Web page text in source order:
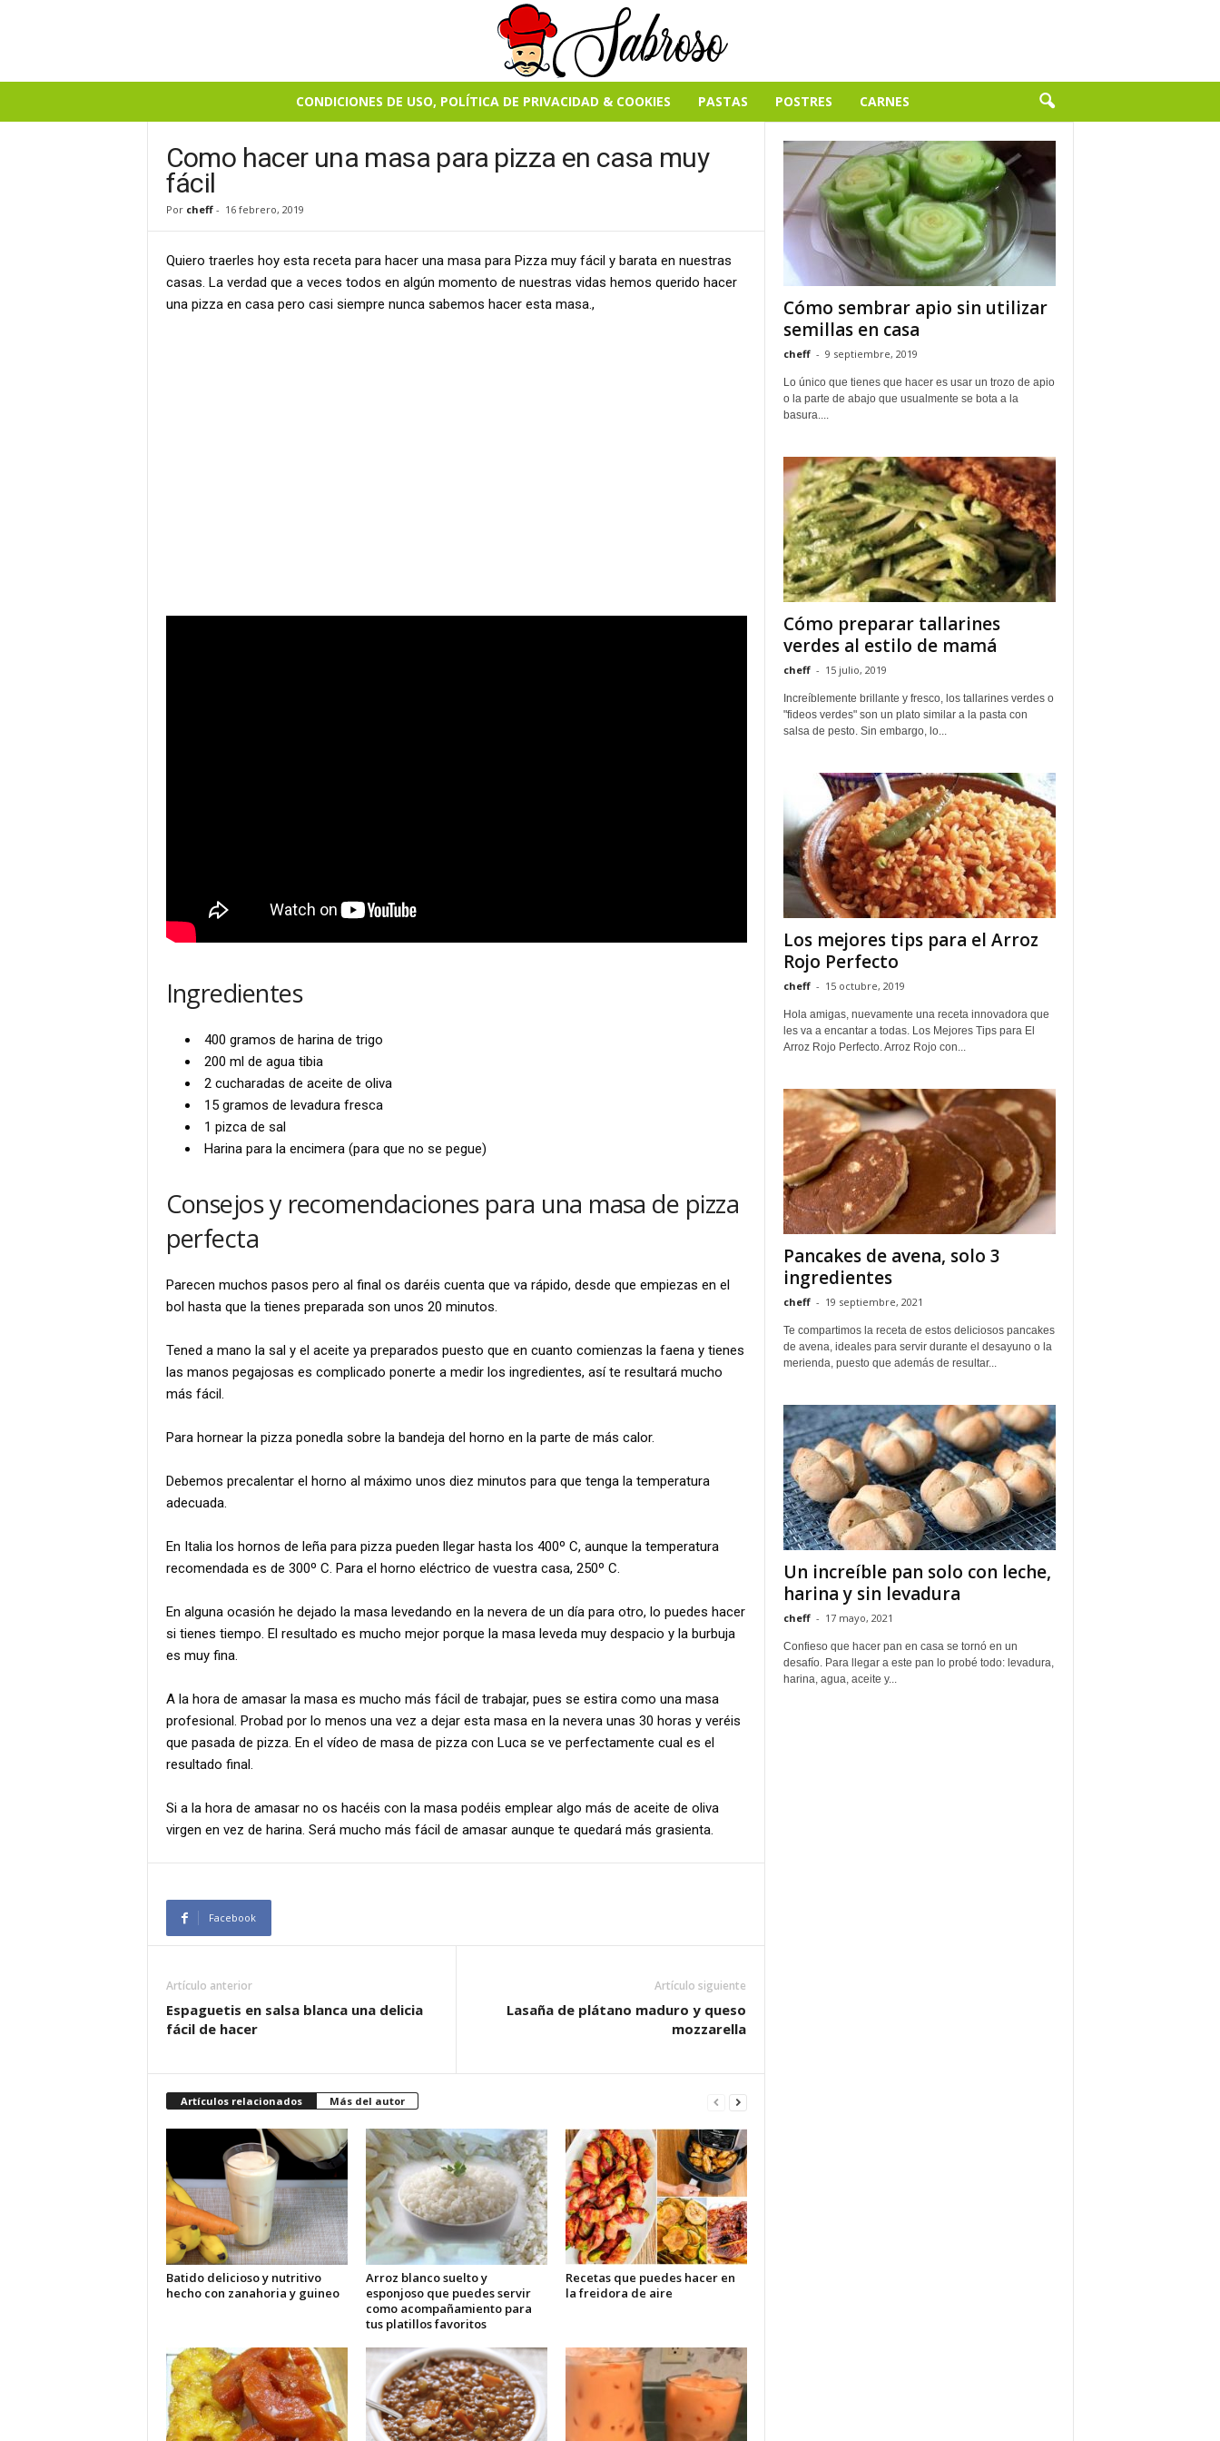
CONDICIONES DE USO, POLÍTICA DE PRIVACIDAD & COOKIES PASTAS POSTRES CARNES
Como hacer una masa para pizza en casa muy
fácil
Por cheff- 16 febrero, 2019
Quiero traerles hoy esta receta para hacer una masa para Pizza muy fácil y barata en nuestras
casas. La verdad que a veces todos en algún momento de nuestras vidas hemos querido hacer
una pizza en casa pero casi siempre nunca sabemos hacer esta masa.,
Ingredientes
400 gramos de harina de trigo
200 ml de agua tibia
2 cucharadas de aceite de oliva
15 gramos de levadura fresca
1 pizca de sal
Harina para la encimera (para que no se pegue)
Consejos y recomendaciones para una masa de pizza
perfecta
Parecen muchos pasos pero al final os daréis cuenta que va rápido, desde que empiezas en el
bol hasta que la tienes preparada son unos 20 minutos.
Tened a mano la sal y el aceite ya preparados puesto que en cuanto comienzas la faena y tienes
las manos pegajosas es complicado ponerte a medir los ingredientes, así te resultará mucho
más fácil.
Para hornear la pizza ponedla sobre la bandeja del horno en la parte de más calor.
Debemos precalentar el horno al máximo unos diez minutos para que tenga la temperatura
adecuada.
En Italia los hornos de leña para pizza pueden llegar hasta los 400º C, aunque la temperatura
recomendada es de 300º C. Para el horno eléctrico de vuestra casa, 250º C.
En alguna ocasión he dejado la masa levedando en la nevera de un día para otro, lo puedes hacer
si tienes tiempo. El resultado es mucho mejor porque la masa leveda muy despacio y la burbuja
es muy fina.
A la hora de amasar la masa es mucho más fácil de trabajar, pues se estira como una masa
profesional. Probad por lo menos una vez a dejar esta masa en la nevera unas 30 horas y veréis
que pasada de pizza. En el vídeo de masa de pizza con Luca se ve perfectamente cual es el
resultado final.
Si a la hora de amasar no os hacéis con la masa podéis emplear algo más de aceite de oliva
virgen en vez de harina. Será mucho más fácil de amasar aunque te quedará más grasienta.
Facebook
Artículo anterior
Espaguetis en salsa blanca una delicia
fácil de hacer
Artículo siguiente
Lasaña de plátano maduro y queso
mozzarella
Artículos relacionados Más del autor
Batido delicioso y nutritivo
hecho con zanahoria y guineo
Arroz blanco suelto y
esponjoso que puedes servir
como acompañamiento para
tus platillos favoritos
Recetas que puedes hacer en
la freidora de aire
Cómo sembrar apio sin utilizar
semillas en casa
cheff - 9 septiembre, 2019
Lo único que tienes que hacer es usar un trozo de apio
o la parte de abajo que usualmente se bota a la
basura....
Cómo preparar tallarines
verdes al estilo de mamá
cheff - 15 julio, 2019
Increíblemente brillante y fresco, los tallarines verdes o
"fideos verdes" son un plato similar a la pasta con
salsa de pesto. Sin embargo, lo...
Los mejores tips para el Arroz
Rojo Perfecto
cheff - 15 octubre, 2019
Hola amigas, nuevamente una receta innovadora que
les va a encantar a todas. Los Mejores Tips para El
Arroz Rojo Perfecto. Arroz Rojo con...
Pancakes de avena, solo 3
ingredientes
cheff - 19 septiembre, 2021
Te compartimos la receta de estos deliciosos pancakes
de avena, ideales para servir durante el desayuno o la
merienda, puesto que además de resultar...
Un increíble pan solo con leche,
harina y sin levadura
cheff - 17 mayo, 2021
Confieso que hacer pan en casa se tornó en un
desafío. Para llegar a este pan lo probé todo: levadura,
harina, agua, aceite y...